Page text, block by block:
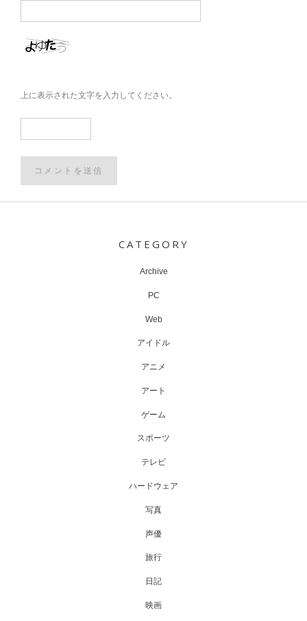
上に表示された文字を入力してください。
CATEGORY
Archive
PC
Web
アイドル
アニメ
アート
ゲーム
スポーツ
テレビ
ハードウェア
写真
声優
旅行
日記
映画